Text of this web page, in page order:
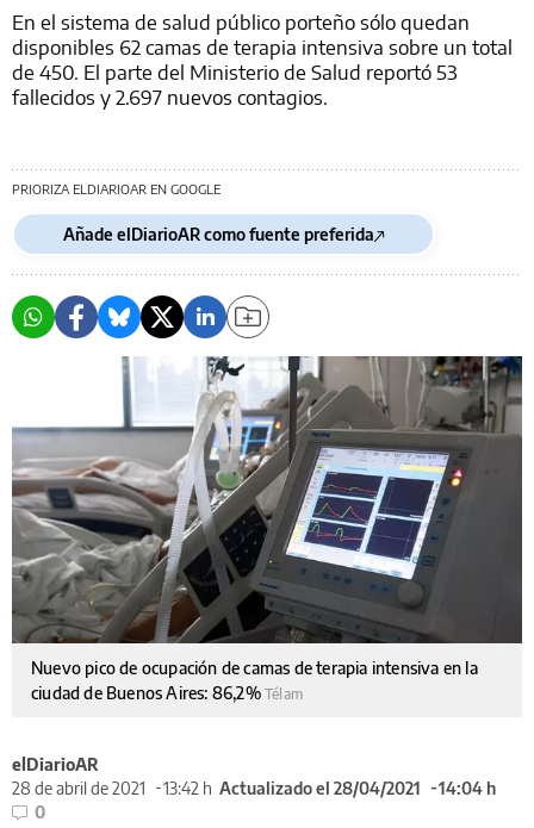
En el sistema de salud público porteño sólo quedan
disponibles 62 camas de terapia intensiva sobre un total
de 450. El parte del Ministerio de Salud reportó 53
fallecidos y 2.697 nuevos contagios.
PRIORIZA ELDIARIOAR EN GOOGLE
Añade elDiarioAR como fuente preferida
Nuevo pico de ocupación de camas de terapia intensiva en la
ciudad de Buenos Aires: 86,2% Télam
elDiarioAR
28 de abril de 2021
13:42 h Actualizado el 28/04/2021
14:04 h
0